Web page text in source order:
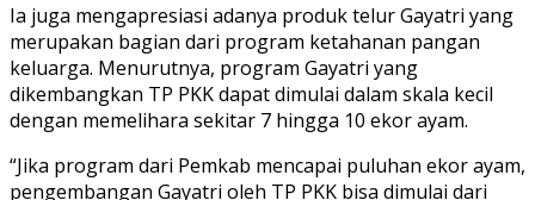
Ia juga mengapresiasi adanya produk telur Gayatri yang
merupakan bagian dari program ketahanan pangan
keluarga. Menurutnya, program Gayatri yang
dikembangkan TP PKK dapat dimulai dalam skala kecil
dengan memelihara sekitar 7 hingga 10 ekor ayam.
“Jika program dari Pemkab mencapai puluhan ekor ayam,
pengembangan Gayatri oleh TP PKK bisa dimulai dari